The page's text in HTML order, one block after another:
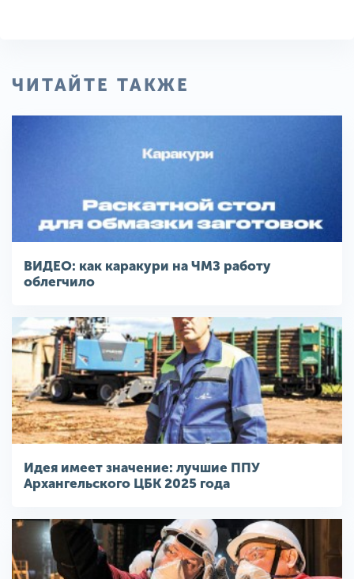
ЧИТАЙТЕ ТАКЖЕ
ВИДЕО: как каракури на ЧМЗ работу
облегчило
Идея имеет значение: лучшие ППУ
Архангельского ЦБК 2025 года